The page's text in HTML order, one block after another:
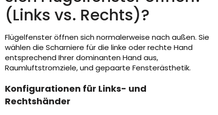
(Links vs. Rechts)?
Flügelfenster öffnen sich normalerweise nach außen. Sie
wählen die Scharniere für die linke oder rechte Hand
entsprechend Ihrer dominanten Hand aus,
Raumluftstromziele, und gepaarte Fensterästhetik.
Konfigurationen für Links- und
Rechtshänder